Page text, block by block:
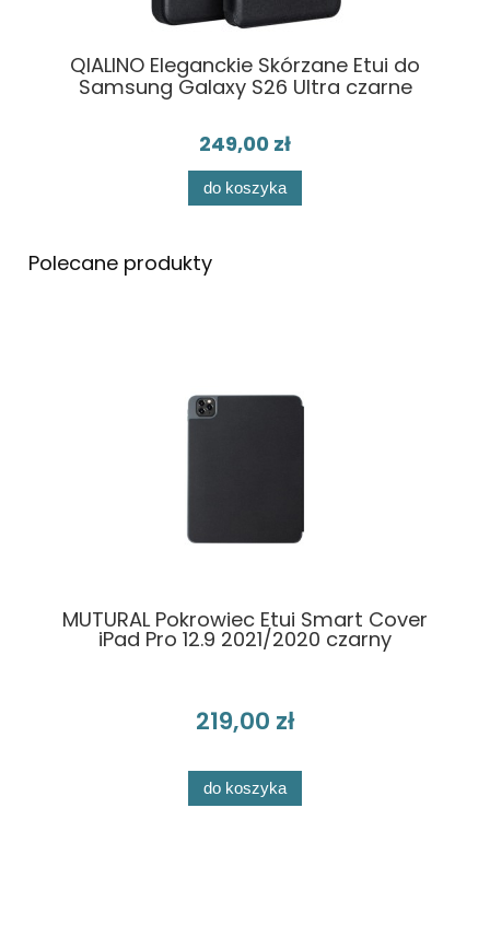
QIALINO Eleganckie Skórzane Etui do
Samsung Galaxy S26 Ultra czarne
249,00 zł
do koszyka
Polecane produkty
MUTURAL Pokrowiec Etui Smart Cover
iPad Pro 12.9 2021/2020 czarny
219,00 zł
do koszyka